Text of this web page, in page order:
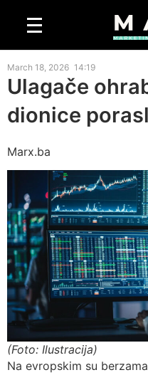
March 18, 2026 14:19
Ulagače
dionice
Marx.ba
(Foto: Ilustracija)
Na evropskim su